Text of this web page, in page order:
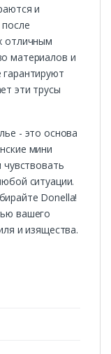
и
отличным
материалов и
эти трусы
- это основа
мини
ситуации.
Donella!
вашего
и изящества.